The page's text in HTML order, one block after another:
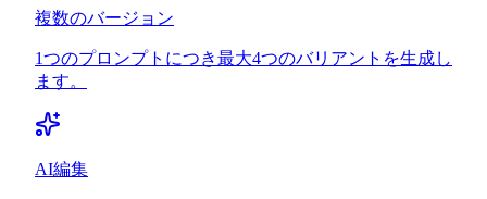
複数のバージョン
1つのプロンプトにつき最大4つのバリアントを生成し
ます。
AI編集